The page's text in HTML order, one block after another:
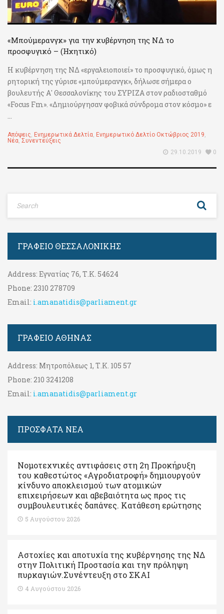
«Μπούμερανγκ» για την κυβέρνηση της ΝΔ το
προσφυγικό – (Ηχητικό)
Η κυβέρνηση της ΝΔ «εργαλειοποιεί» το προσφυγικό, όμως η
ρητορική της γύρισε «μπούμερανγκ», δήλωσε σήμερα ο
βουλευτής Α' Θεσσαλονίκης του ΣΥΡΙΖΑ στον ραδιοσταθμό
«Focus Fm». «Δημιούργησαν φοβικά σύνδρομα στον κόσμο» ε
...
Απόψεις, Ενημερωτικά Δελτία, Ενημερωτικό Δελτίο Οκτώβριος 2019,
Νέα, Συνεντεύξεις
29.10.2019
0
ΓΡΑΦΕΊΟ ΘΕΣΣΑΛΟΝΊΚΗΣ
Address: Εγνατίας 76, Τ.Κ. 54624
Phone: 2310 278709
Email: i.amanatidis@parliament.gr
ΓΡΑΦΕΊΟ ΑΘΉΝΑΣ
Address: Μητροπόλεως 1, Τ.Κ. 105 57
Phone: 210 3241208
Email: i.amanatidis@parliament.gr
ΠΡΟΣΦΑΤΑ ΝΕΑ
Νομοτεχνικές αντιφάσεις στη 2η Προκήρυξη
του καθεστώτος «Αγροδιατροφή» δημιουργούν
κίνδυνο αποκλεισμού των ατομικών
επιχειρήσεων και αβεβαιότητα ως προς τις
συμβουλευτικές δαπάνες. Κατάθεση ερώτησης
5 Αυγούστου 2026
Αστοχίες και αποτυχία της κυβέρνησης της ΝΔ
στην Πολιτική Προστασία και την πρόληψη
πυρκαγιών.Συνέντευξη στο ΣΚΑΙ
4 Αυγούστου 2026